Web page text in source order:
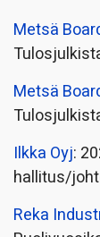
Metsä
Metsä
Ilkka Oyj:
hallitus/
Reka